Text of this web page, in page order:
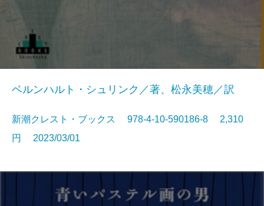
ベルンハルト・シュリンク／著、松永美穂／訳
新潮クレスト・ブックス 978-4-10-590186-8 2,310
円 2023/03/01